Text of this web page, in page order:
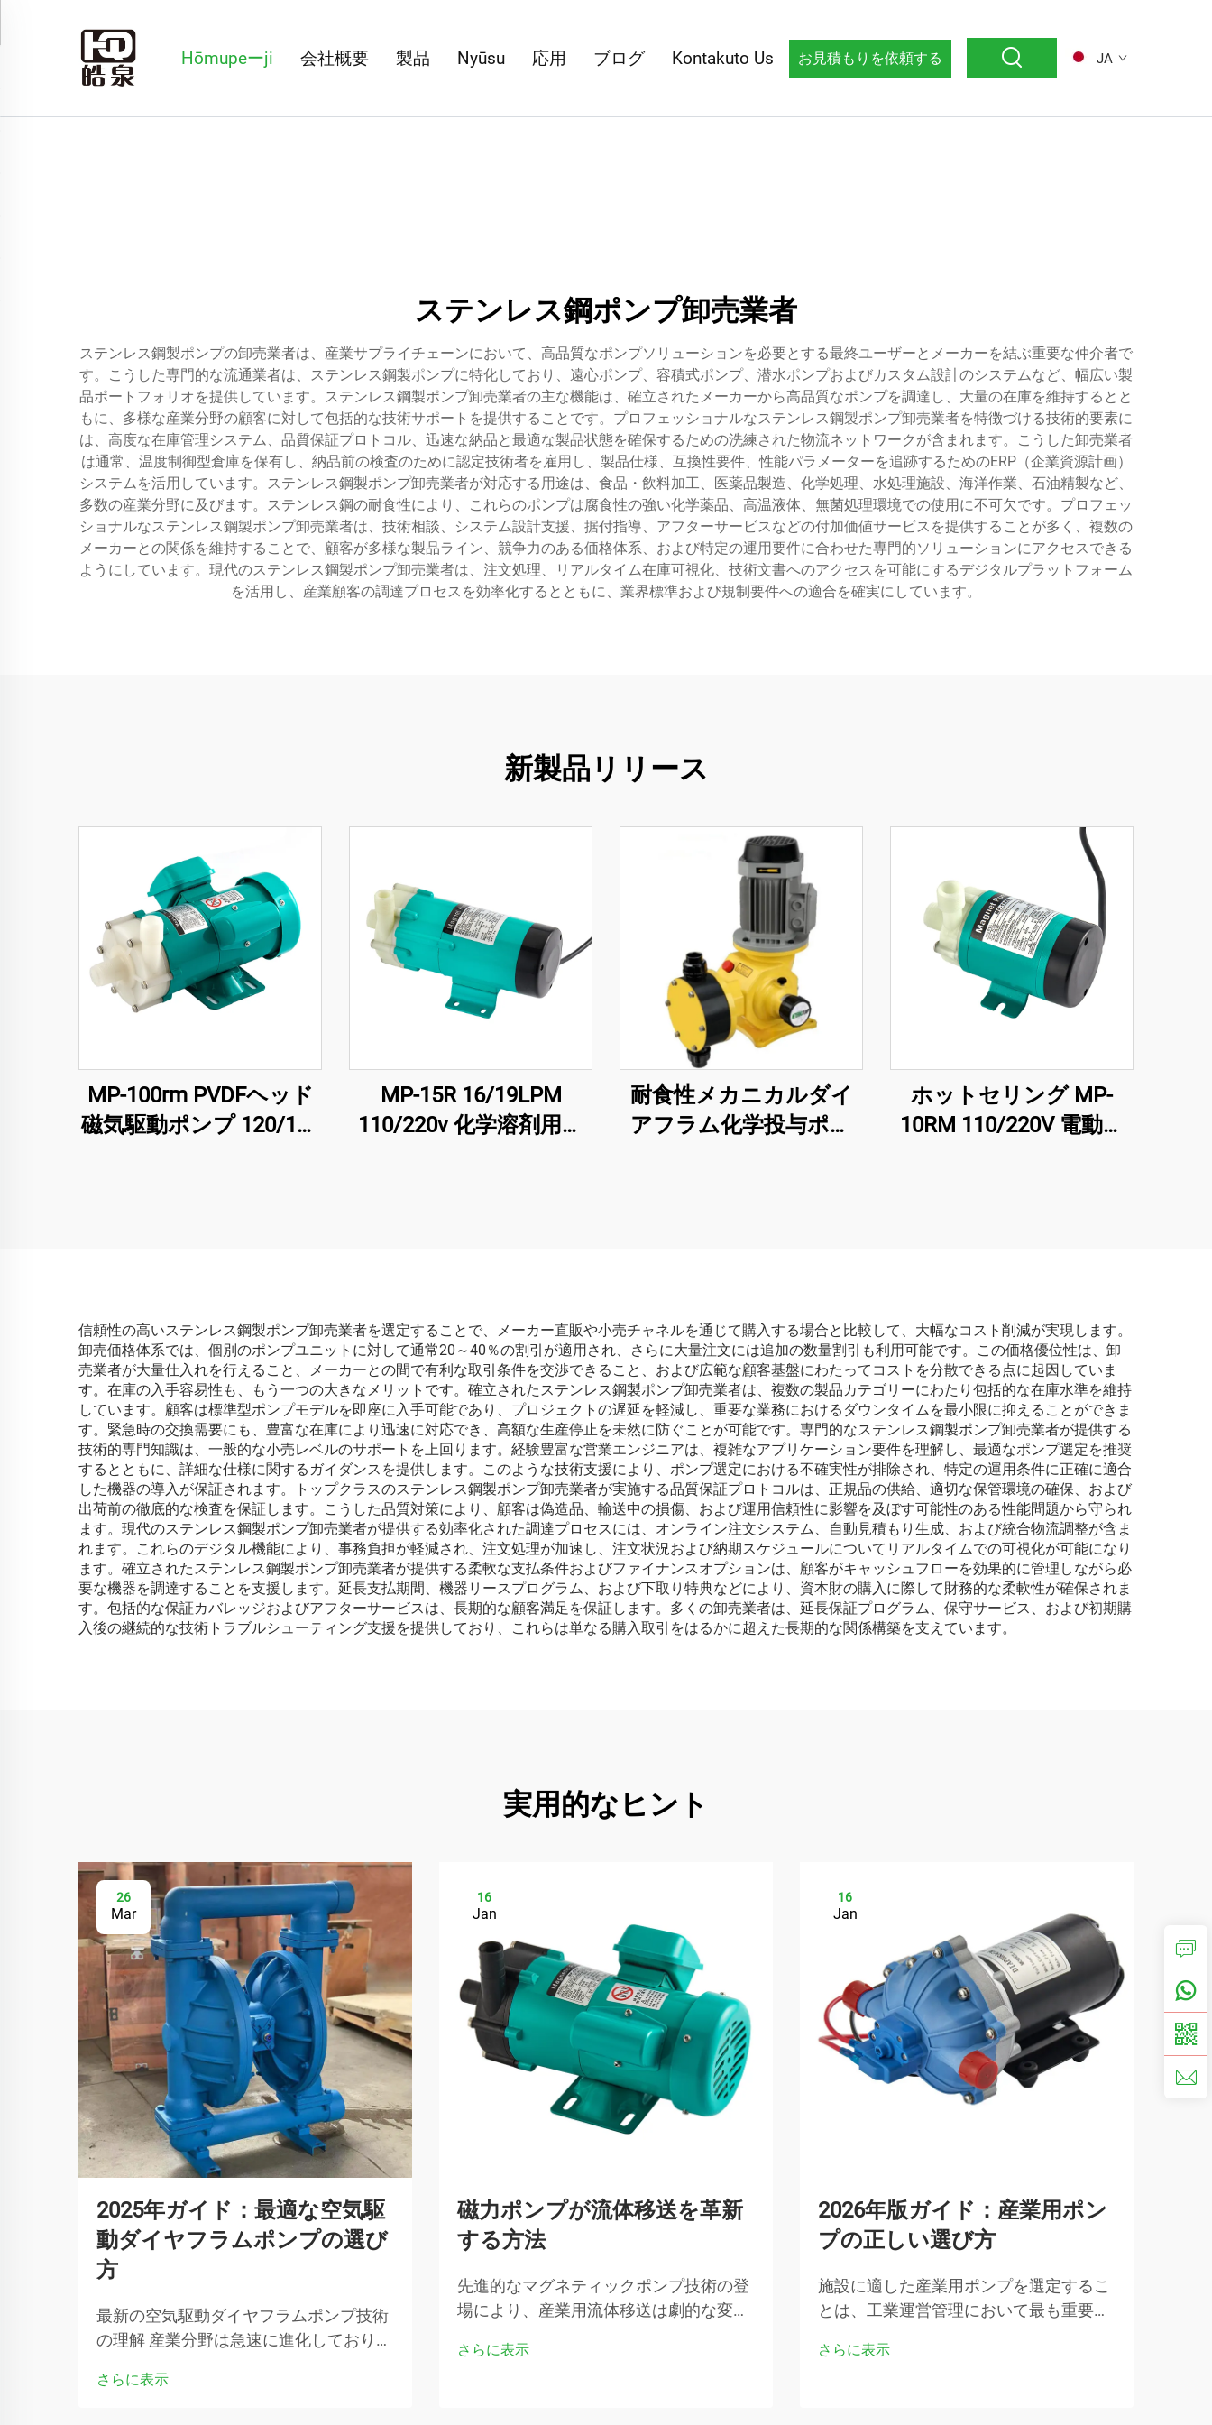
Hōmupeーji 会社概要 製品 Nyūsu 応用 ブログ Kontakuto Us お見積もりを依頼する JA
ステンレス鋼ポンプ卸売業者
ステンレス鋼製ポンプの卸売業者は、産業サプライチェーンにおいて、高品質なポンプソリューションを必要とする最終ユーザーとメーカーを結ぶ重要な仲介者で
す。こうした専門的な流通業者は、ステンレス鋼製ポンプに特化しており、遠心ポンプ、容積式ポンプ、潜水ポンプおよびカスタム設計のシステムなど、幅広い製
品ポートフォリオを提供しています。ステンレス鋼製ポンプ卸売業者の主な機能は、確立されたメーカーから高品質なポンプを調達し、大量の在庫を維持するとと
もに、多様な産業分野の顧客に対して包括的な技術サポートを提供することです。プロフェッショナルなステンレス鋼製ポンプ卸売業者を特徴づける技術的要素に
は、高度な在庫管理システム、品質保証プロトコル、迅速な納品と最適な製品状態を確保するための洗練された物流ネットワークが含まれます。こうした卸売業者
は通常、温度制御型倉庫を保有し、納品前の検査のために認定技術者を雇用し、製品仕様、互換性要件、性能パラメーターを追跡するためのERP（企業資源計画）
システムを活用しています。ステンレス鋼製ポンプ卸売業者が対応する用途は、食品・飲料加工、医薬品製造、化学処理、水処理施設、海洋作業、石油精製など、
多数の産業分野に及びます。ステンレス鋼の耐食性により、これらのポンプは腐食性の強い化学薬品、高温液体、無菌処理環境での使用に不可欠です。プロフェッ
ショナルなステンレス鋼製ポンプ卸売業者は、技術相談、システム設計支援、据付指導、アフターサービスなどの付加価値サービスを提供することが多く、複数の
メーカーとの関係を維持することで、顧客が多様な製品ライン、競争力のある価格体系、および特定の運用要件に合わせた専門的ソリューションにアクセスできる
ようにしています。現代のステンレス鋼製ポンプ卸売業者は、注文処理、リアルタイム在庫可視化、技術文書へのアクセスを可能にするデジタルプラットフォーム
を活用し、産業顧客の調達プロセスを効率化するとともに、業界標準および規制要件への適合を確実にしています。
新製品リリース
MP-100rm PVDFヘッド
磁気駆動ポンプ 120/130
MP-15R 16/19LPM
110/220v 化学溶剤用磁
耐食性メカニカルダイ
アフラム化学投与ポン
ホットセリング MP-
10RM 110/220V 電動永
信頼性の高いステンレス鋼製ポンプ卸売業者を選定することで、メーカー直販や小売チャネルを通じて購入する場合と比較して、大幅なコスト削減が実現します。
卸売価格体系では、個別のポンプユニットに対して通常20～40％の割引が適用され、さらに大量注文には追加の数量割引も利用可能です。この価格優位性は、卸
売業者が大量仕入れを行えること、メーカーとの間で有利な取引条件を交渉できること、および広範な顧客基盤にわたってコストを分散できる点に起因していま
す。在庫の入手容易性も、もう一つの大きなメリットです。確立されたステンレス鋼製ポンプ卸売業者は、複数の製品カテゴリーにわたり包括的な在庫水準を維持
しています。顧客は標準型ポンプモデルを即座に入手可能であり、プロジェクトの遅延を軽減し、重要な業務におけるダウンタイムを最小限に抑えることができま
す。緊急時の交換需要にも、豊富な在庫により迅速に対応でき、高額な生産停止を未然に防ぐことが可能です。専門的なステンレス鋼製ポンプ卸売業者が提供する
技術的専門知識は、一般的な小売レベルのサポートを上回ります。経験豊富な営業エンジニアは、複雑なアプリケーション要件を理解し、最適なポンプ選定を推奨
するとともに、詳細な仕様に関するガイダンスを提供します。このような技術支援により、ポンプ選定における不確実性が排除され、特定の運用条件に正確に適合
した機器の導入が保証されます。トップクラスのステンレス鋼製ポンプ卸売業者が実施する品質保証プロトコルは、正規品の供給、適切な保管環境の確保、および
出荷前の徹底的な検査を保証します。こうした品質対策により、顧客は偽造品、輸送中の損傷、および運用信頼性に影響を及ぼす可能性のある性能問題から守られ
ます。現代のステンレス鋼製ポンプ卸売業者が提供する効率化された調達プロセスには、オンライン注文システム、自動見積もり生成、および統合物流調整が含ま
れます。これらのデジタル機能により、事務負担が軽減され、注文処理が加速し、注文状況および納期スケジュールについてリアルタイムでの可視化が可能になり
ます。確立されたステンレス鋼製ポンプ卸売業者が提供する柔軟な支払条件およびファイナンスオプションは、顧客がキャッシュフローを効果的に管理しながら必
要な機器を調達することを支援します。延長支払期間、機器リースプログラム、および下取り特典などにより、資本財の購入に際して財務的な柔軟性が確保されま
す。包括的な保証カバレッジおよびアフターサービスは、長期的な顧客満足を保証します。多くの卸売業者は、延長保証プログラム、保守サービス、および初期購
入後の継続的な技術トラブルシューティング支援を提供しており、これらは単なる購入取引をはるかに超えた長期的な関係構築を支えています。
実用的なヒント
26
Mar
2025年ガイド：最適な空気駆
動ダイヤフラムポンプの選び
方
最新の空気駆動ダイヤフラムポンプ技術
の理解 産業分野は急速に進化しており、
役割があります。空気駆動ダイヤフラム
さらに表示
16
Jan
磁力ポンプが流体移送を革新
する方法
先進的なマグネティックポンプ技術の登
場により、産業用流体移送は劇的な変革
ムは、従来型ポンプに伴う多くの課題を
さらに表示
16
Jan
2026年版ガイド：産業用ポン
プの正しい選び方
施設に適した産業用ポンプを選定するこ
とは、工業運営管理において最も重要な
能、効率性、信頼性は、適切なポンプ選
さらに表示